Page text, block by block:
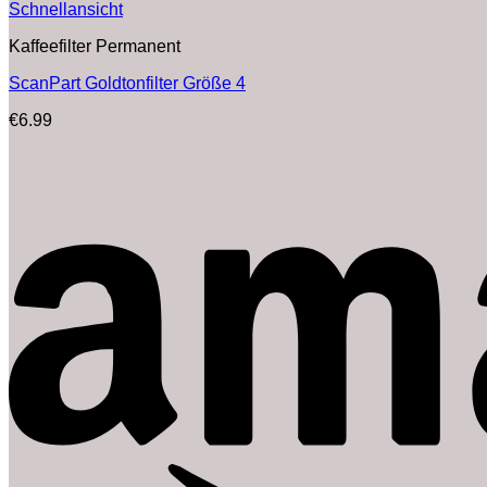
Schnellansicht
Kaffeefilter Permanent
ScanPart Goldtonfilter Größe 4
€6.99